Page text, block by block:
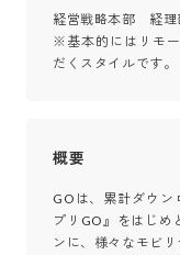
経営戦略本部　経
※基本的にはリモ
だくスタイルです。
概要
GOは、累計ダウ
プリGO』をはじめ
ンに、様々なモビ